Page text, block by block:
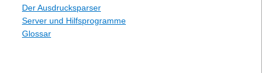
Der Ausdrucksparser
Server und Hilfsprogramme
Glossar